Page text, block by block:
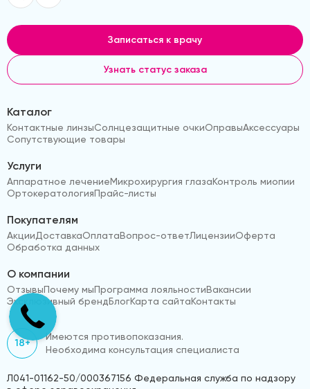
Записаться к врачу
Узнать статус заказа
Каталог
Контактные линзыСолнцезащитные очкиОправыАксессуары
Сопутствующие товары
Услуги
Аппаратное лечениеМикрохирургия глазаКонтроль миопии
ОртокератологияПрайс-листы
Покупателям
АкцииДоставкаОплатаВопрос-ответЛицензииОферта
Обработка данных
О компании
ОтзывыПочему мыПрограмма лояльностиВакансии
Эксклюзивный брендБлогКарта сайтаКонтакты
18+
Имеются противопоказания.
Необходима консультация специалиста
Л041-01162-50/000367156 Федеральная служба по надзору